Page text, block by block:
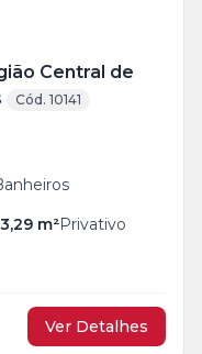
Central de
Cód. 10141
m²Privativo
Ver Detalhes